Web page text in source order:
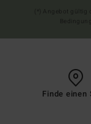
Finde einen